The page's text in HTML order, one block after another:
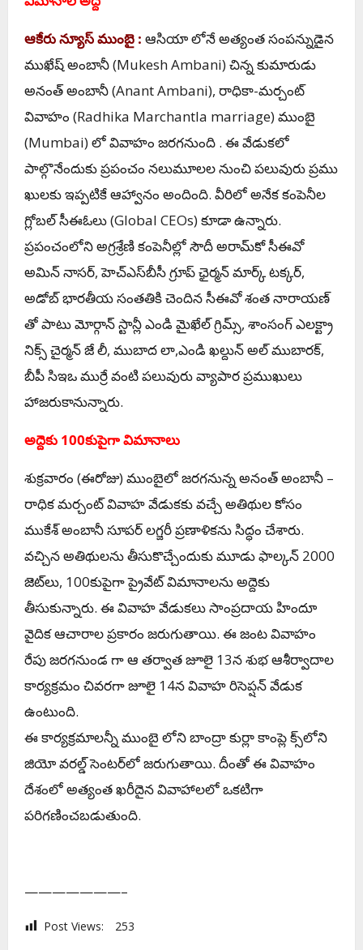
ఆకేరు న్యూస్ ముంబై : ఆసియా లోనే అత్యంత సంపన్నుడైన
ముఖేష్ అంబానీ (Mukesh Ambani) చిన్న కుమారుడు
అనంత్ అంబానీ (Anant Ambani), రాధికా-మర్చంట్
వివాహం (Radhika Marchantla marriage)ముంబై
(Mumbai) లో వివాహం జరగనుంది . ఈ వేడుకలో
పాల్గొనేందుకు ప్రపంచం నలుమూలల నుంచి పలువురు ప్రము
ఖులకు ఇప్పటికే ఆహ్వానం అందింది. వీరిలో అనేక కంపెనీల
గ్లోబల్ సీఈఓలు (Global CEOs)కూడా ఉన్నారు.
ప్రపంచంలోని అగ్రశ్రేణి కంపెనీల్లో సౌదీ అరామ్‌కో సీఈవో
అమిన్ నాసర్, హెచ్‌ఎస్‌బీసీ గ్రూప్ ఛైర్మన్ మార్క్ టక్కర్,
అడోబ్ భారతీయ సంతతికి చెందిన సీఈవో శంత నారాయణ్
తో పాటు మోర్గాన్ స్టాన్లీ ఎండి మైఖేల్ గ్రిమ్స్, శాంసంగ్ ఎలక్ట్రా
నిక్స్ చైర్మన్ జే లీ, ముబాద లా,ఎండి ఖల్దున్ అల్ ముబారక్,
బీపీ సిఇఒ ముర్రే వంటి పలువురు వ్యాపార ప్రముఖులు
హాజరుకానున్నారు.
అద్దెకు 100కుపైగా విమానాలు
శుక్రవారం (ఈరోజు) ముంబైలో జరగనున్న అనంత్ అంబానీ –
రాధిక మర్చంట్ వివాహ వేడుకకు వచ్చే అతిథుల కోసం
ముకేశ్ అంబానీ సూపర్ లగ్జరీ ప్రణాళికను సిద్ధం చేశారు.
వచ్చిన అతిథులను తీసుకొచ్చేందుకు మూడు ఫాల్కన్ 2000
జెట్‌లు, 100కుపైగా ప్రైవేట్ విమానాలను అద్దెకు
తీసుకున్నారు. ఈ వివాహ వేడుకలు సాంప్రదాయ హిందూ
వైదిక ఆచారాల ప్రకారం జరుగుతాయి. ఈ జంట వివాహం
రేపు జరగనుండ గా ఆ తర్వాత జూలై 13న శుభ ఆశీర్వాదాల
కార్యక్రమం చివరగా జూలై 14న వివాహ రిసెప్షన్ వేడుక
ఉంటుంది.
ఈ కార్యక్రమాలన్నీ ముంబై లోని బాంద్రా కుర్లా కాంప్లె క్స్‌లోని
జియో వరల్డ్ సెంటర్‌లో జరుగుతాయి. దీంతో ఈ వివాహం
దేశంలో అత్యంత ఖరీదైన వివాహాలలో ఒకటిగా
పరిగణించబడుతుంది.
———————–
Post Views: 253